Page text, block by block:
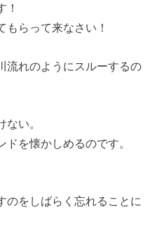
！
らって来なさい！
流れのようにスルーするの
い。
を懐かしめるのです。
のをしばらく忘れることに